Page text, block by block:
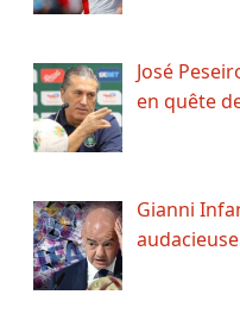
José
en quête
Gianni